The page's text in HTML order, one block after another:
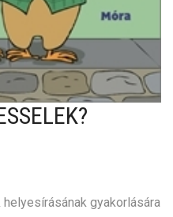
gyakorlására